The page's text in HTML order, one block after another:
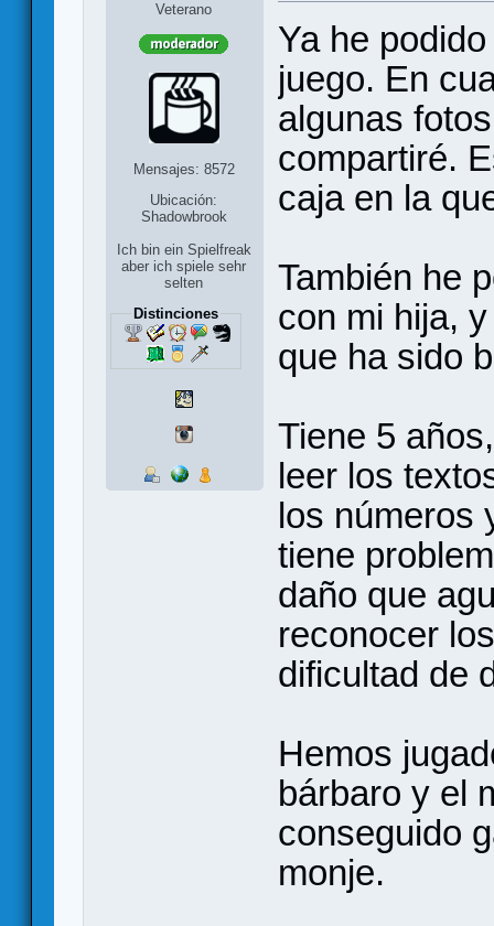
Veterano
Mensajes: 8572
Ubicación:
Shadowbrook
Ich bin ein Spielfreak
aber ich spiele sehr
selten
Distinciones
Ya he
juego. En
algunas
compartiré.
caja en la
También he
con mi hija,
que ha sido
Tiene 5
leer los
los números
tiene
daño que
reconocer
dificultad de
Hemos
bárbaro y el
conseguido
monje.